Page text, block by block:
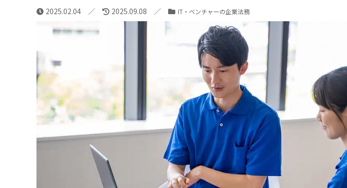
2025.02.04 2025.09.08 IT・ベンチャーの企業法務